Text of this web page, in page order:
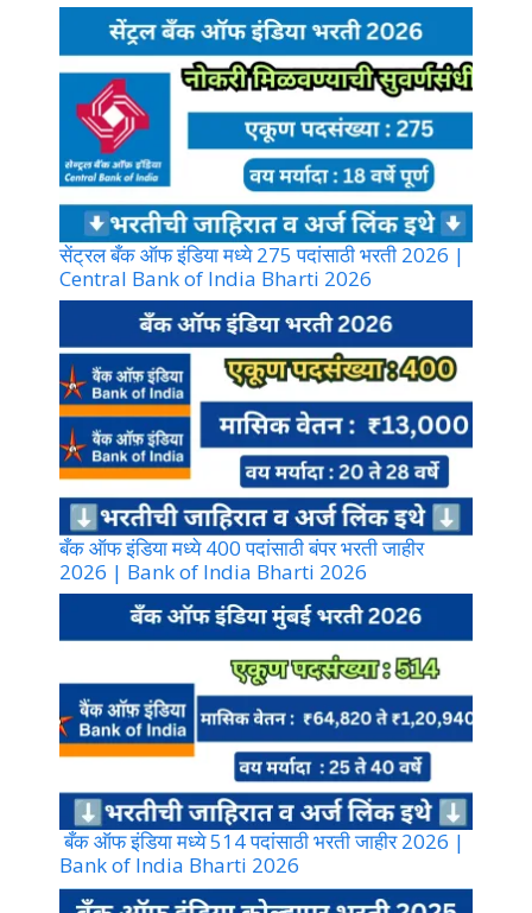
सेंट्रल बँक ऑफ इंडिया मध्ये 275 पदांसाठी भरती 2026 |
Central Bank of India Bharti 2026
बँक ऑफ इंडिया मध्ये 400 पदांसाठी बंपर भरती जाहीर
2026 | Bank of India Bharti 2026
बँक ऑफ इंडिया मध्ये 514 पदांसाठी भरती जाहीर 2026 |
Bank of India Bharti 2026